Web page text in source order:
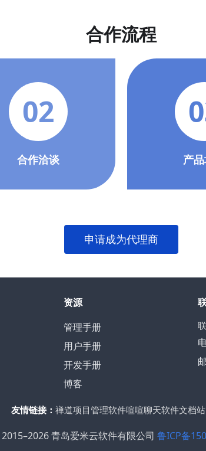
合作流程
02
合作洽谈 产
申请成为代理商
资源
管理手册
用户手册
开发手册
博客
友情链接： 禅道项目管理软件喧喧聊天软件文档
青岛爱米云软件有限公司 鲁ICP备